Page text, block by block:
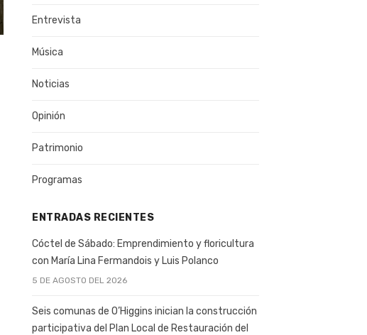
Entrevista
Música
Noticias
Opinión
Patrimonio
Programas
ENTRADAS RECIENTES
Cóctel de Sábado: Emprendimiento y floricultura
con María Lina Fermandois y Luis Polanco
5 DE AGOSTO DEL 2026
Seis comunas de O’Higgins inician la construcción
participativa del Plan Local de Restauración del